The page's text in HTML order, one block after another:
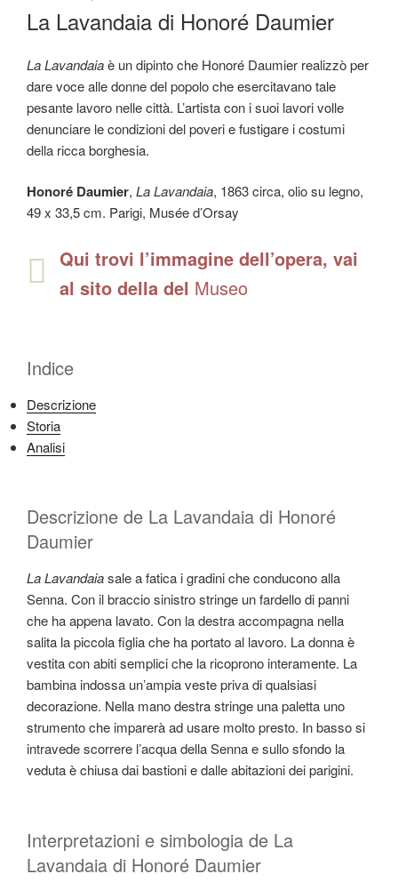
La Lavandaia di Honoré Daumier
La Lavandaiaè un dipinto che Honoré Daumier realizzò per
dare voce alle donne del popolo che esercitavano tale
pesante lavoro nelle città. L’artista con i suoi lavori volle
denunciare le condizioni del poveri e fustigare i costumi
della ricca borghesia.
Honoré Daumier, La Lavandaia, 1863 circa, olio su legno,
49 x 33,5 cm. Parigi, Musée d’Orsay
Qui trovi l’immagine dell’opera, vai
al sito della del Museo
Indice
Descrizione
Storia
Analisi
Descrizione de La Lavandaia di Honoré
Daumier
La Lavandaiasale a fatica i gradini che conducono alla
Senna. Con il braccio sinistro stringe un fardello di panni
che ha appena lavato. Con la destra accompagna nella
salita la piccola figlia che ha portato al lavoro. La donna è
vestita con abiti semplici che la ricoprono interamente. La
bambina indossa un’ampia veste priva di qualsiasi
decorazione. Nella mano destra stringe una paletta uno
strumento che imparerà ad usare molto presto. In basso si
intravede scorrere l’acqua della Senna e sullo sfondo la
veduta è chiusa dai bastioni e dalle abitazioni dei parigini.
Interpretazioni e simbologia de La
Lavandaia di Honoré Daumier